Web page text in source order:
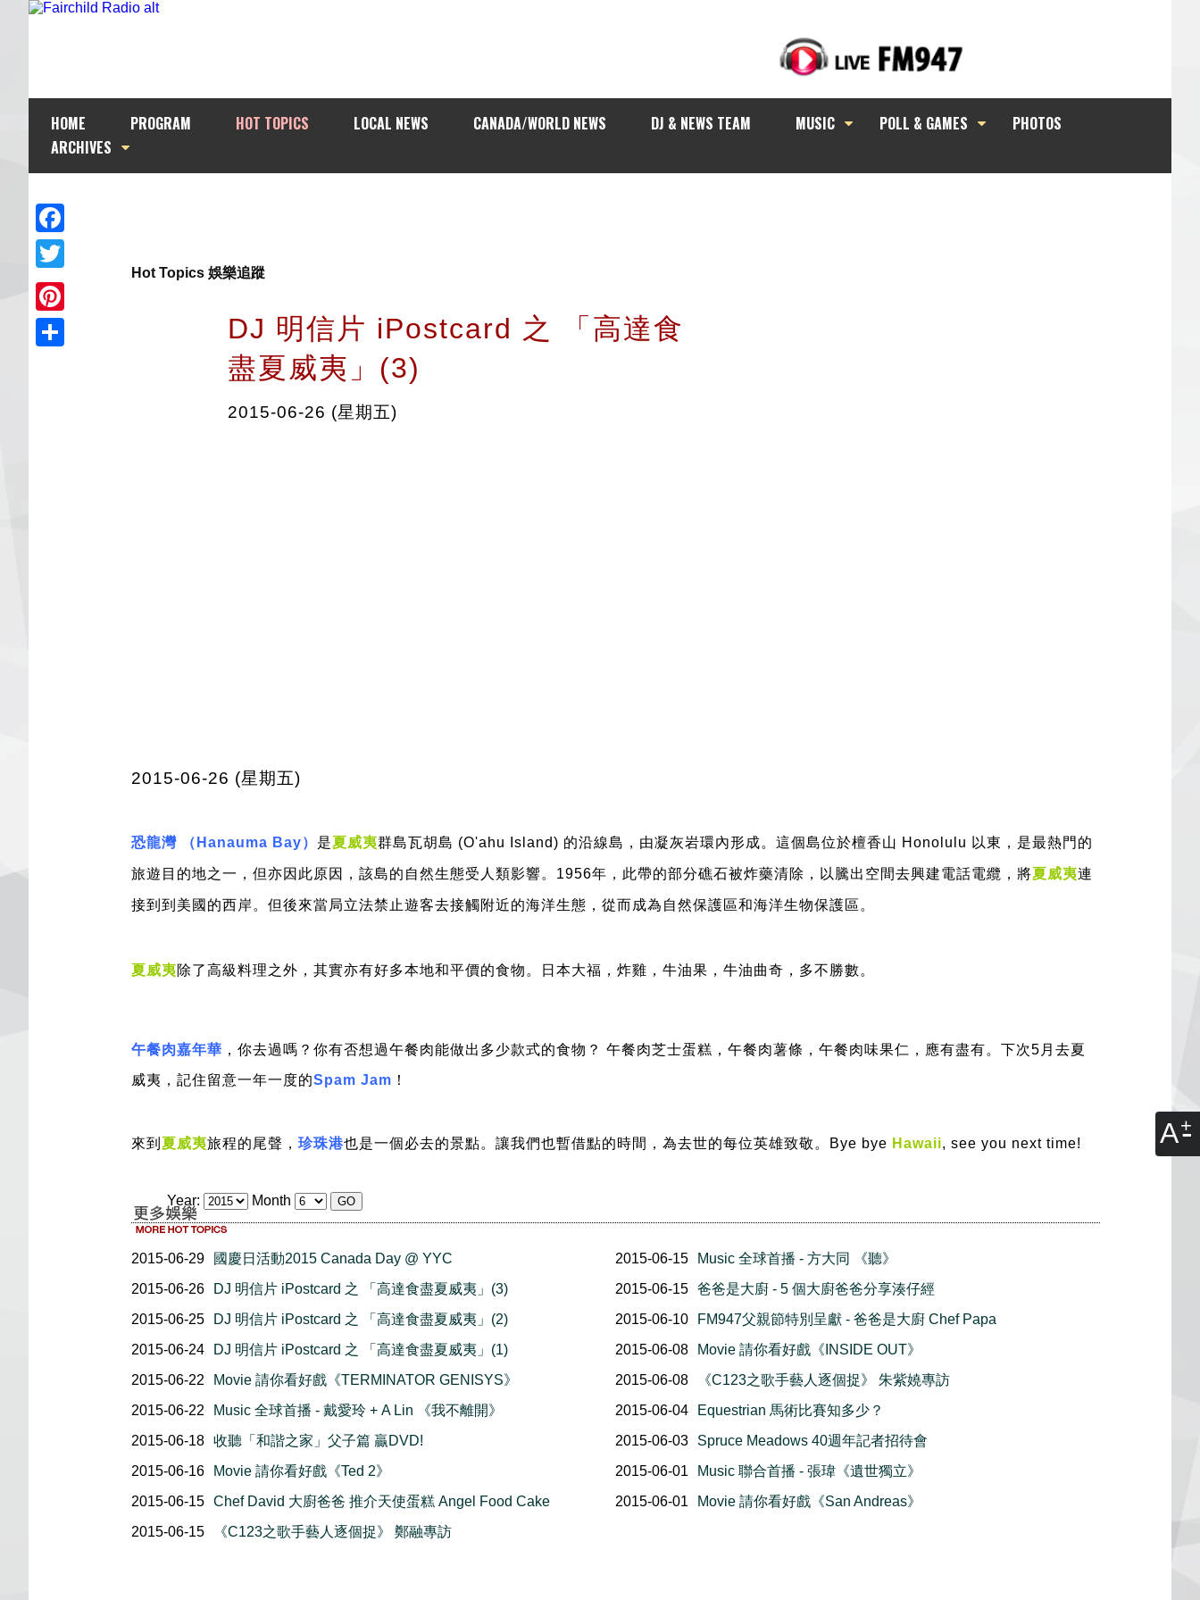
A
HOME PROGRAM HOT TOPICS LOCAL NEWS CANADA/WORLD NEWS DJ & NEWS TEAM MUSIC POLL & GAMES
PHOTOS
ARCHIVES
Facebook
Twitter
Pinterest
Hot Topics 娛樂追蹤
DJ 明信片 iPostcard 之 「高達食
盡夏威夷」(3)
2015-06-26 (星期五)
2015-06-26 (星期五)
恐龍灣 （Hanauma Bay） 是夏威夷群島瓦胡島 (O'ahu Island) 的沿線島，由凝灰岩環內形成。這個島位於檀香山 Honolulu 以東，是最熱門的
旅遊目的地之一，但亦因此原因，該島的自然生態受人類影響。1956年，此帶的部分礁石被炸藥清除，以騰出空間去興建電話電纜，將夏威夷連
接到到美國的西岸。但後來當局立法禁止遊客去接觸附近的海洋生態，從而成為自然保護區和海洋生物保護區。
夏威夷除了高級料理之外，其實亦有好多本地和平價的食物。日本大福，炸雞，牛油果，牛油曲奇，多不勝數。
午餐肉嘉年華 ，你去過嗎？你有否想過午餐肉能做出多少款式的食物？ 午餐肉芝士蛋糕，午餐肉薯條，午餐肉味果仁，應有盡有。下次5月去夏
威夷，記住留意一年一度的Spam Jam ！
來到 夏威夷旅程的尾聲， 珍珠港也是一個必去的景點。讓我們也暫借點的時間，為去世的每位英雄致敬。Bye bye Hawaii, see you next time!
Year: Month
2015-06-29
國慶日活動2015 Canada Day @ YYC
2015-06-26
DJ 明信片 iPostcard 之 「高達食盡夏威夷」(3)
2015-06-25
DJ 明信片 iPostcard 之 「高達食盡夏威夷」(2)
2015-06-24
DJ 明信片 iPostcard 之 「高達食盡夏威夷」(1)
2015-06-22
Movie 請你看好戲《TERMINATOR GENISYS》
2015-06-22
Music 全球首播 - 戴愛玲 + A Lin 《我不離開》
2015-06-18 收聽「和諧之家」父子篇 贏DVD!
2015-06-16
Movie 請你看好戲《Ted 2》
2015-06-15 Chef David 大廚爸爸 推介天使蛋糕 Angel Food Cake
2015-06-15
《C123之歌手藝人逐個捉》 鄭融專訪
2015-06-15
Music 全球首播 - 方大同 《聽》
2015-06-15
爸爸是大廚 - 5 個大廚爸爸分享湊仔經
2015-06-10
FM947父親節特別呈獻 - 爸爸是大廚 Chef Papa
2015-06-08
Movie 請你看好戲《INSIDE OUT》
2015-06-08
《C123之歌手藝人逐個捉》 朱紫嬈專訪
2015-06-04
Equestrian 馬術比賽知多少？
2015-06-03
Spruce Meadows 40週年記者招待會
2015-06-01
Music 聯合首播 - 張瑋《遺世獨立》
2015-06-01
Movie 請你看好戲《San Andreas》